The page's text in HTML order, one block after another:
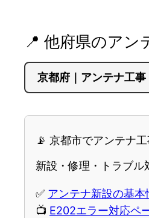
📍 他府県のアン
京都府｜アンテナ工事
📡 京都市でアンテナ
新設・修理・トラブル
✅ アンテナ新設の基本
📺 E202エラー対応ペ